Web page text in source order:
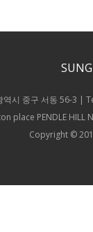
역시 중구 서동 56-3
place PENDLE
Copyright ©